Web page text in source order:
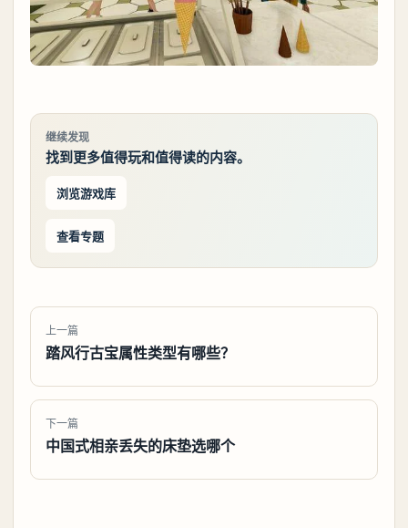
继续发现
找到更多值得玩和值得读的内容。
浏览游戏库
查看专题
上一篇
踏风行古宝属性类型有哪些？
下一篇
中国式相亲丢失的床垫选哪个